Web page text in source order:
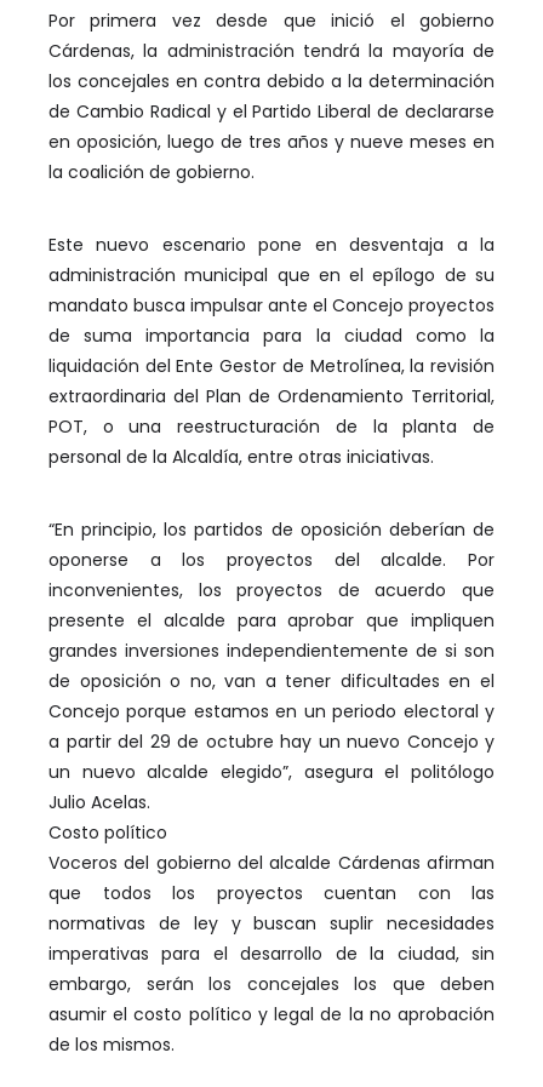
Por primera vez desde que inició el gobierno
Cárdenas, la administración tendrá la mayoría de
los concejales en contra debido a la determinación
de Cambio Radical y el Partido Liberal de declararse
en oposición, luego de tres años y nueve meses en
la coalición de gobierno.
Este nuevo escenario pone en desventaja a la
administración municipal que en el epílogo de su
mandato busca impulsar ante el Concejo proyectos
de suma importancia para la ciudad como la
liquidación del Ente Gestor de Metrolínea, la revisión
extraordinaria del Plan de Ordenamiento Territorial,
POT, o una reestructuración de la planta de
personal de la Alcaldía, entre otras iniciativas.
“En principio, los partidos de oposición deberían de
oponerse a los proyectos del alcalde. Por
inconvenientes, los proyectos de acuerdo que
presente el alcalde para aprobar que impliquen
grandes inversiones independientemente de si son
de oposición o no, van a tener dificultades en el
Concejo porque estamos en un periodo electoral y
a partir del 29 de octubre hay un nuevo Concejo y
un nuevo alcalde elegido”, asegura el politólogo
Julio Acelas.
Costo político
Voceros del gobierno del alcalde Cárdenas afirman
que todos los proyectos cuentan con las
normativas de ley y buscan suplir necesidades
imperativas para el desarrollo de la ciudad, sin
embargo, serán los concejales los que deben
asumir el costo político y legal de la no aprobación
de los mismos.